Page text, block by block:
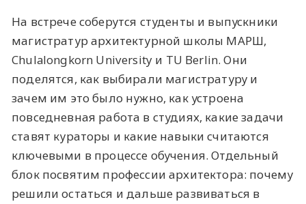
На встрече соберутся студенты и выпускники
магистратур архитектурной школы МАРШ,
Chulalongkorn University и TU Berlin. Они
поделятся, как выбирали магистратуру и
зачем им это было нужно, как устроена
повседневная работа в студиях, какие задачи
ставят кураторы и какие навыки считаются
ключевыми в процессе обучения. Отдельный
блок посвятим профессии архитектора: почему
решили остаться и дальше развиваться в